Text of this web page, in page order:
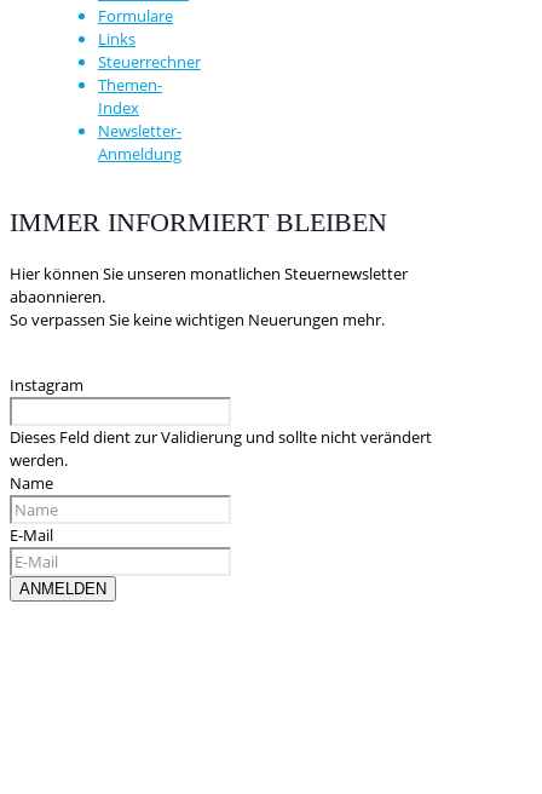
Formulare
Links
Steuerrechner
Themen-
Index
Newsletter-
Anmeldung
IMMER INFORMIERT BLEIBEN
Hier können Sie unseren monatlichen Steuernewsletter
abaonnieren.
So verpassen Sie keine wichtigen Neuerungen mehr.
Instagram
Dieses Feld dient zur Validierung und sollte nicht verändert
werden.
Name
E-Mail